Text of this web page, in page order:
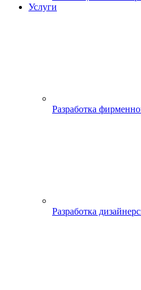
Услуги
Разработка
Разработка